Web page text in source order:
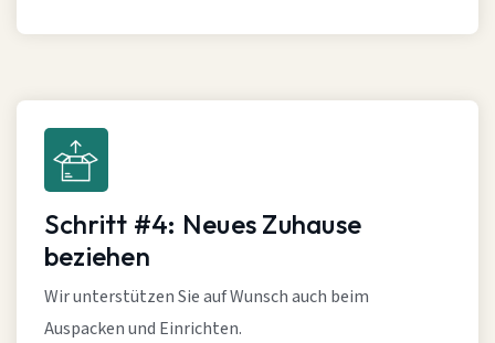
Schritt #4: Neues Zuhause
beziehen
Wir unterstützen Sie auf Wunsch auch beim
Auspacken und Einrichten.